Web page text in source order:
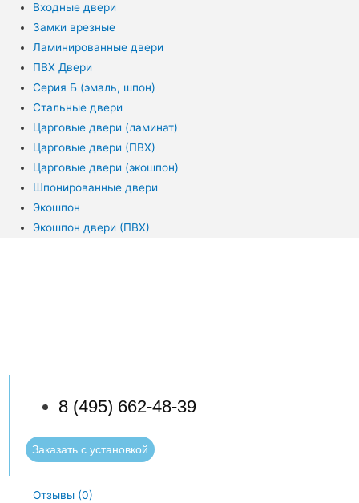
Входные двери
Замки врезные
Ламинированные двери
ПВХ Двери
Серия Б (эмаль, шпон)
Стальные двери
Царговые двери (ламинат)
Царговые двери (ПВХ)
Царговые двери (экошпон)
Шпонированные двери
Экошпон
Экошпон двери (ПВХ)
8 (495) 662-48-39
Заказать с установкой
Отзывы (0)